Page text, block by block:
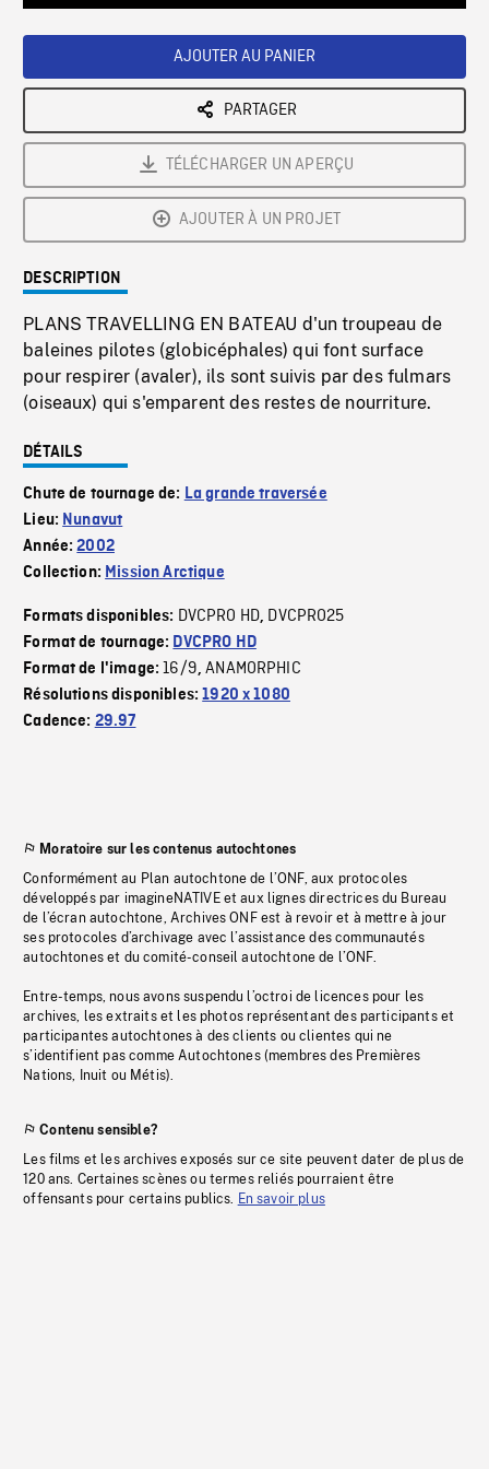
AJOUTER AU PANIER
PARTAGER
TÉLÉCHARGER UN APERÇU
AJOUTER À UN PROJET
DESCRIPTION
PLANS TRAVELLING EN BATEAU d'un troupeau de
baleines pilotes (globicéphales) qui font surface
pour respirer (avaler), ils sont suivis par des fulmars
(oiseaux) qui s'emparent des restes de nourriture.
DÉTAILS
Chute de tournage de: La grande traversée
Lieu: Nunavut
Année:2002
Collection: Mission Arctique
Formats disponibles: DVCPRO HD, DVCPRO25
Format de tournage: DVCPRO HD
Format de l'image:16/9,ANAMORPHIC
Résolutions disponibles:1920 x 1080
Cadence: 29.97
Moratoire sur les contenus autochtones
Conformément au Plan autochtone de l’ONF, aux protocoles
développés par imagineNATIVE et aux lignes directrices du Bureau
de l’écran autochtone, Archives ONF est à revoir et à mettre à jour
ses protocoles d’archivage avec l’assistance des communautés
autochtones et du comité-conseil autochtone de l’ONF.
Entre-temps, nous avons suspendu l’octroi de licences pour les
archives, les extraits et les photos représentant des participants et
participantes autochtones à des clients ou clientes qui ne
s’identifient pas comme Autochtones (membres des Premières
Nations, Inuit ou Métis).
Contenu sensible?
Les films et les archives exposés sur ce site peuvent dater de plus de
120 ans. Certaines scènes ou termes reliés pourraient être
offensants pour certains publics. En savoir plus